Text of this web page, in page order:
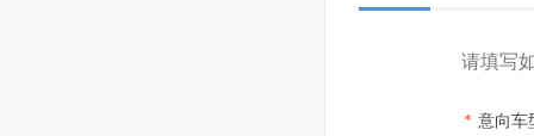
请填写
* 意向车